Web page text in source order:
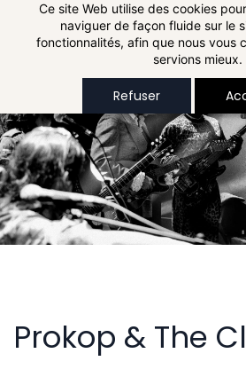
Ce site Web utilise des cookies
naviguer de façon fluide sur le
fonctionnalités, afin que nous vous
servions mieux.
Refuser
Skip to
content
Prokop & The